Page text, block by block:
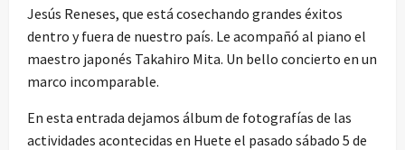
Jesús Reneses, que está cosechando grandes éxitos
dentro y fuera de nuestro país. Le acompañó al piano el
maestro japonés Takahiro Mita. Un bello concierto en un
marco incomparable.
En esta entrada dejamos álbum de fotografías de las
actividades acontecidas en Huete el pasado sábado 5 de